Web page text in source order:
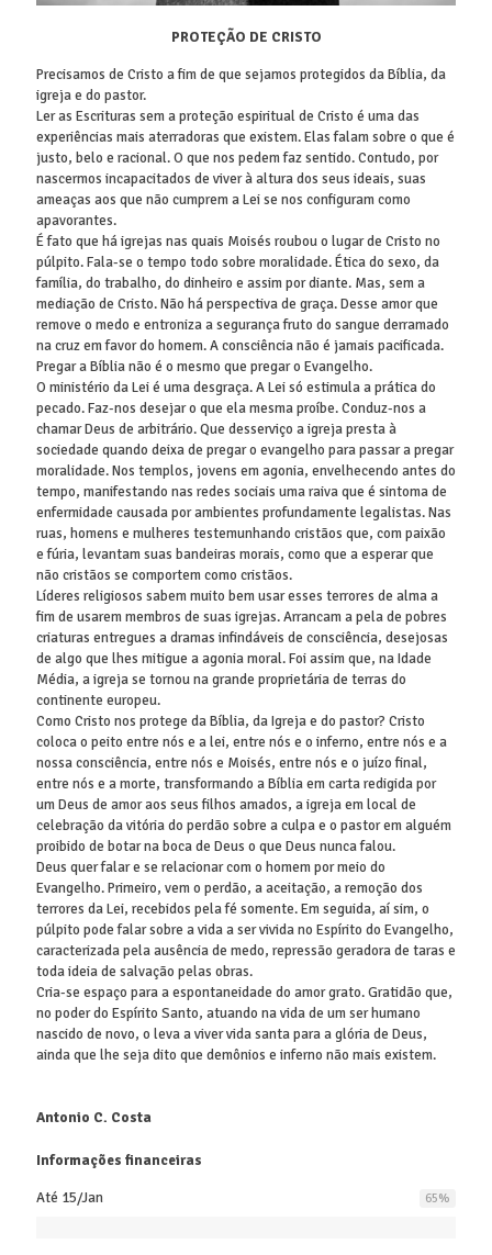
PROTEÇÃO DE CRISTO
Precisamos de Cristo a fim de que sejamos protegidos da Bíblia, da
igreja e do pastor.
Ler as Escrituras sem a proteção espiritual de Cristo é uma das
experiências mais aterradoras que existem. Elas falam sobre o que é
justo, belo e racional. O que nos pedem faz sentido. Contudo, por
nascermos incapacitados de viver à altura dos seus ideais, suas
ameaças aos que não cumprem a Lei se nos configuram como
apavorantes.
É fato que há igrejas nas quais Moisés roubou o lugar de Cristo no
púlpito. Fala-se o tempo todo sobre moralidade. Ética do sexo, da
família, do trabalho, do dinheiro e assim por diante. Mas, sem a
mediação de Cristo. Não há perspectiva de graça. Desse amor que
remove o medo e entroniza a segurança fruto do sangue derramado
na cruz em favor do homem. A consciência não é jamais pacificada.
Pregar a Bíblia não é o mesmo que pregar o Evangelho.
O ministério da Lei é uma desgraça. A Lei só estimula a prática do
pecado. Faz-nos desejar o que ela mesma proíbe. Conduz-nos a
chamar Deus de arbitrário. Que desserviço a igreja presta à
sociedade quando deixa de pregar o evangelho para passar a pregar
moralidade. Nos templos, jovens em agonia, envelhecendo antes do
tempo, manifestando nas redes sociais uma raiva que é sintoma de
enfermidade causada por ambientes profundamente legalistas. Nas
ruas, homens e mulheres testemunhando cristãos que, com paixão
e fúria, levantam suas bandeiras morais, como que a esperar que
não cristãos se comportem como cristãos.
Líderes religiosos sabem muito bem usar esses terrores de alma a
fim de usarem membros de suas igrejas. Arrancam a pela de pobres
criaturas entregues a dramas infindáveis de consciência, desejosas
de algo que lhes mitigue a agonia moral. Foi assim que, na Idade
Média, a igreja se tornou na grande proprietária de terras do
continente europeu.
Como Cristo nos protege da Bíblia, da Igreja e do pastor? Cristo
coloca o peito entre nós e a lei, entre nós e o inferno, entre nós e a
nossa consciência, entre nós e Moisés, entre nós e o juízo final,
entre nós e a morte, transformando a Bíblia em carta redigida por
um Deus de amor aos seus filhos amados, a igreja em local de
celebração da vitória do perdão sobre a culpa e o pastor em alguém
proibido de botar na boca de Deus o que Deus nunca falou.
Deus quer falar e se relacionar com o homem por meio do
Evangelho. Primeiro, vem o perdão, a aceitação, a remoção dos
terrores da Lei, recebidos pela fé somente. Em seguida, aí sim, o
púlpito pode falar sobre a vida a ser vivida no Espírito do Evangelho,
caracterizada pela ausência de medo, repressão geradora de taras e
toda ideia de salvação pelas obras.
Cria-se espaço para a espontaneidade do amor grato. Gratidão que,
no poder do Espírito Santo, atuando na vida de um ser humano
nascido de novo, o leva a viver vida santa para a glória de Deus,
ainda que lhe seja dito que demônios e inferno não mais existem.
Antonio C. Costa
Informações financeiras
Até 15/Jan 65%